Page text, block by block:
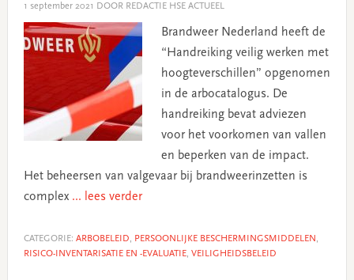
1 september 2021 DOOR REDACTIE HSE ACTUEEL
Brandweer Nederland heeft de
“Handreiking veilig werken met
hoogteverschillen” opgenomen
in de arbocatalogus. De
handreiking bevat adviezen
voor het voorkomen van vallen
en beperken van de impact.
Het beheersen van valgevaar bij brandweerinzetten is
complex ... lees verder
CATEGORIE: ARBOBELEID, PERSOONLIJKE BESCHERMINGSMIDDELEN ,
RISICO-INVENTARISATIE EN -EVALUATIE, VEILIGHEIDSBELEID